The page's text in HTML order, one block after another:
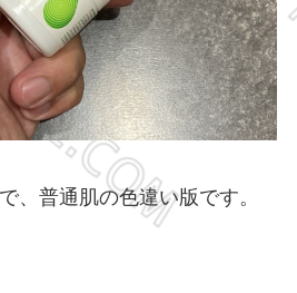
、普通肌の色違い版です。